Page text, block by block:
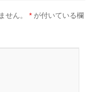
せん。 * が付いている欄